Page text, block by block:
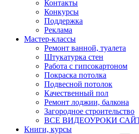
Контакты
Конкурсы
Поддержка
Реклама
Мастер-классы
Ремонт ванной, туалета
Штукатурка стен
Работа с гипсокартоном
Покраска потолка
Подвесной потолок
Качественный пол
Ремонт лоджии, балкона
Загородное строительство
ВСЕ ВИДЕОУРОКИ
Книги, курсы